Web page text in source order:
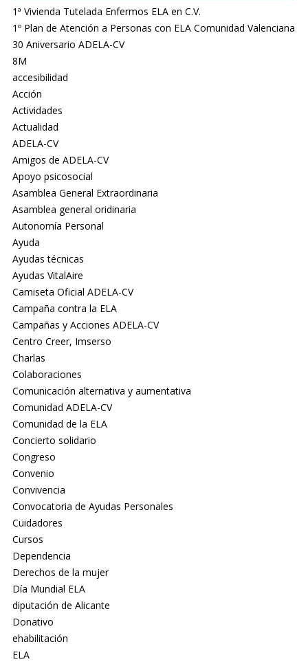
1ª Vivienda Tutelada Enfermos ELA en C.V.
1º Plan de Atención a Personas con ELA Comunidad Valenciana
30 Aniversario ADELA-CV
8M
accesibilidad
Acción
Actividades
Actualidad
ADELA-CV
Amigos de ADELA-CV
Apoyo psicosocial
Asamblea General Extraordinaria
Asamblea general oridinaria
Autonomía Personal
Ayuda
Ayudas técnicas
Ayudas VitalAire
Camiseta Oficial ADELA-CV
Campaña contra la ELA
Campañas y Acciones ADELA-CV
Centro Creer, Imserso
Charlas
Colaboraciones
Comunicación alternativa y aumentativa
Comunidad ADELA-CV
Comunidad de la ELA
Concierto solidario
Congreso
Convenio
Convivencia
Convocatoria de Ayudas Personales
Cuidadores
Cursos
Dependencia
Derechos de la mujer
Día Mundial ELA
diputación de Alicante
Donativo
ehabilitación
ELA